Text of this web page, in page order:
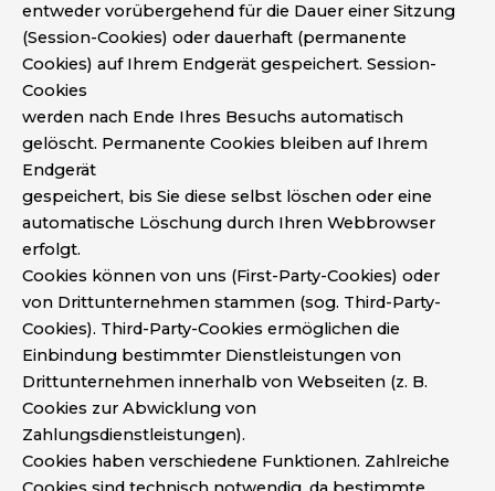
entweder vorübergehend für die Dauer einer Sitzung
(Session-Cookies) oder dauerhaft (permanente
Cookies) auf Ihrem Endgerät gespeichert. Session-
Cookies
werden nach Ende Ihres Besuchs automatisch
gelöscht. Permanente Cookies bleiben auf Ihrem
Endgerät
gespeichert, bis Sie diese selbst löschen oder eine
automatische Löschung durch Ihren Webbrowser
erfolgt.
Cookies können von uns (First-Party-Cookies) oder
von Drittunternehmen stammen (sog. Third-Party-
Cookies). Third-Party-Cookies ermöglichen die
Einbindung bestimmter Dienstleistungen von
Drittunternehmen innerhalb von Webseiten (z. B.
Cookies zur Abwicklung von
Zahlungsdienstleistungen).
Cookies haben verschiedene Funktionen. Zahlreiche